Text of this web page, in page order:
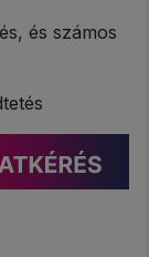
és számos